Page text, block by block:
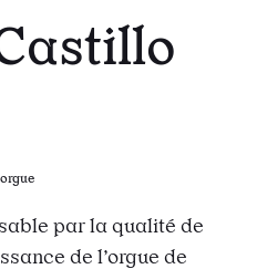
par la qualité de
de l’orgue de